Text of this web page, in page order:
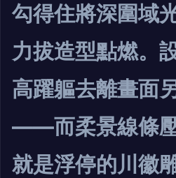
勾得住將深圍域
力拔造型點燃。
高躍軀去離畫面
——而柔景線條
就是浮停的川徽